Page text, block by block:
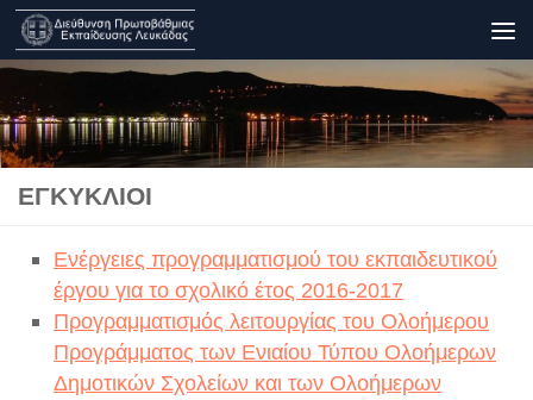
Skip to content
ΕΓΚΎΚΛΙΟΙ
Ενέργειες προγραμματισμού του εκπαιδευτικού
έργου για το σχολικό έτος 2016-2017
Προγραμματισμός λειτουργίας του Ολοήμερου
Προγράμματος των Ενιαίου Τύπου Ολοήμερων
Δημοτικών Σχολείων και των Ολοήμερων